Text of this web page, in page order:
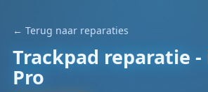
← Terug naar reparaties
Trackpad reparatie -
Pro